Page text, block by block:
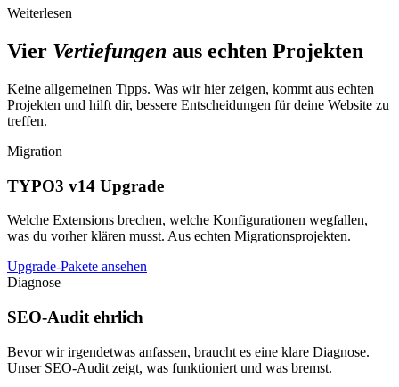
Weiterlesen
Vier Vertiefungen aus echten Projekten
Keine allgemeinen Tipps. Was wir hier zeigen, kommt aus echten
Projekten und hilft dir, bessere Entscheidungen für deine Website zu
treffen.
Migration
TYPO3 v14 Upgrade
Welche Extensions brechen, welche Konfigurationen wegfallen,
was du vorher klären musst. Aus echten Migrationsprojekten.
Upgrade-Pakete ansehen
Diagnose
SEO-Audit ehrlich
Bevor wir irgendetwas anfassen, braucht es eine klare Diagnose.
Unser SEO-Audit zeigt, was funktioniert und was bremst.